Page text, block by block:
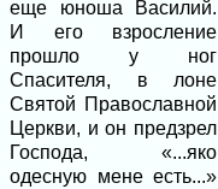
еще юноша Василий.
И его взросление
прошло у ног
Спасителя, в лоне
Святой Православной
Церкви, и он предзрел
Господа, «...яко
одесную мене есть...»